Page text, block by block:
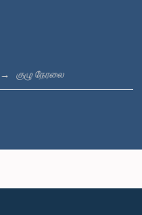
குழு நேரலை